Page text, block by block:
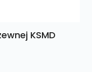
KSMD